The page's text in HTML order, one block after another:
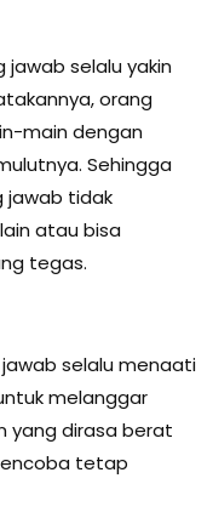
selalu yakin
orang
main dengan
Sehingga
jawab tidak
atau bisa
tegas.
selalu menaati
melanggar
yang dirasa berat
tetap